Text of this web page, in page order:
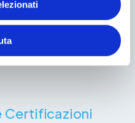
63 587
Certificazioni